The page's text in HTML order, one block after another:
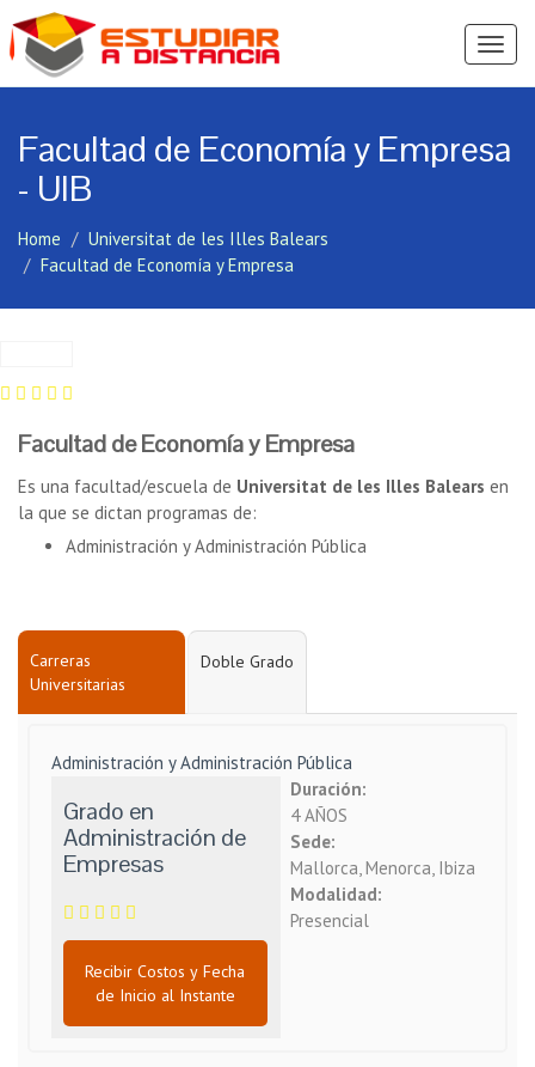
Ver
Facultad de Economía y Empresa
- UIB
Home
Universitat de les Illes Balears
Facultad de Economía y Empresa
Facultad de Economía y Empresa
Es una facultad/escuela de Universitat de les Illes Balears en
la que se dictan programas de:
Administración y Administración Pública
Carreras
Universitarias
Doble Grado
Administración y Administración Pública
Grado en
Administración de
Empresas
Recibir Costos y Fecha
de Inicio al Instante
Duración:
4 AÑOS
Sede:
Mallorca, Menorca, Ibiza
Modalidad:
Presencial